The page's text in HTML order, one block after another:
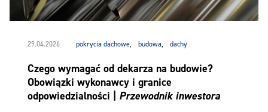
29.04.2026 pokrycia dachowe, budowa, dachy
Czego wymagać od dekarza na budowie?
Obowiązki wykonawcy i granice
odpowiedzialności | Przewodnik inwestora